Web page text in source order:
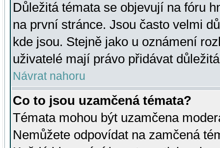
Důležitá témata se objevují na fóru
na první stránce. Jsou často velmi
kde jsou. Stejně jako u oznámení
uživatelé mají právo přidávat
Návrat nahoru
Co to jsou uzamčená témata?
Témata mohou být uzamčena
Nemůžete odpovídat na zamčená